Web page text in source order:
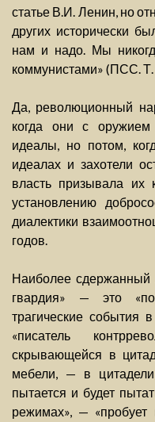
статье В.И. Ленин, но
других исторически
нам и надо. Мы
коммунистами» (ПСС.
Да, революционный
когда они с оружием
идеалы, но потом,
идеалах и захотели
власть призывала их
установлению
диалектики
годов.
Наиболее сдержанный
гвардия» — это
трагические события
«писатель
скрывающейся в
мебели, — в
пытается и будет
режимах», —